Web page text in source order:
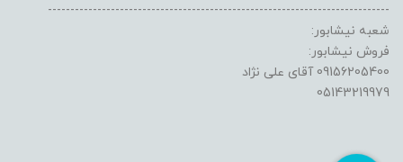
----------------------------------------------------------------------------
شعبه نیشابور:
فروش نیشابور:
09156205400 آقای علی نژاد
05143219979